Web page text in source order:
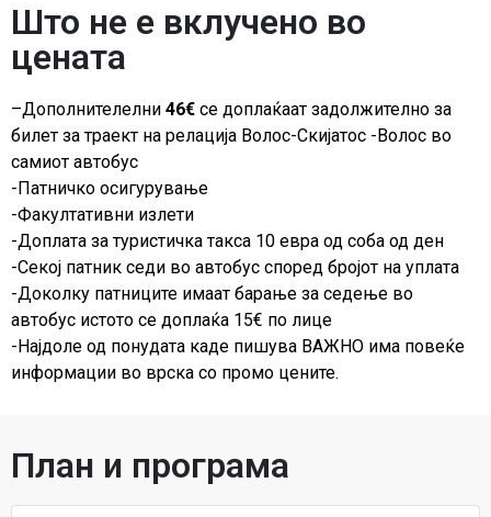
Што не е вклучено во
цената
–Дополнителeлни 46€ се доплаќаат задолжително за
билет за траект на релација Волос-Скијатос -Волос во
самиот автобус
-Патничко осигурување
-Факултативни излети
-Доплата за туристичка такса 10 евра од соба од ден
-Секој патник седи во автобус според бројот на уплата
-Доколку патниците имаат барање за седење во
автобус истото се доплаќа 15€ по лице
-Најдолe од понудата каде пишува ВАЖНО има повеќе
информации во врска со промо цените.
План и програма